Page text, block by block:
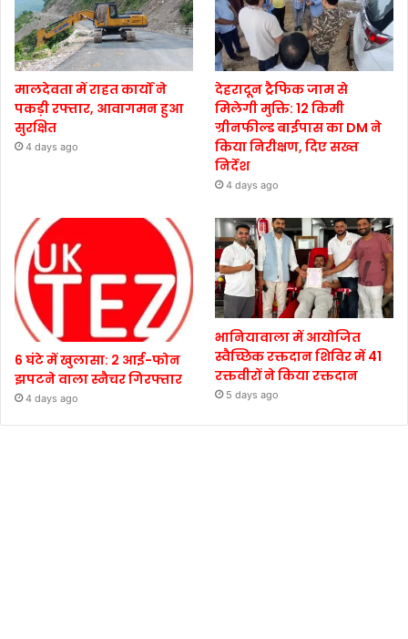
मालदेवता में राहत कार्यों ने
पकड़ी रफ्तार, आवागमन हुआ
सुरक्षित
4 days ago
देहरादून ट्रैफिक जाम से
मिलेगी मुक्ति: 12 किमी
ग्रीनफील्ड बाईपास का DM ने
किया निरीक्षण, दिए सख्त
निर्देश
4 days ago
6 घंटे में खुलासा: 2 आई-फोन
झपटने वाला स्नैचर गिरफ्तार
4 days ago
भानियावाला में आयोजित
स्वैच्छिक रक्तदान शिविर में 41
रक्तवीरों ने किया रक्तदान
5 days ago